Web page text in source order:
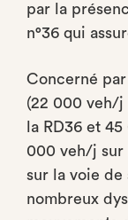
par la
n°36 qui
Concerné
(22 000 veh/j
la RD36 et
000 veh/j sur
sur la voie
nombreux